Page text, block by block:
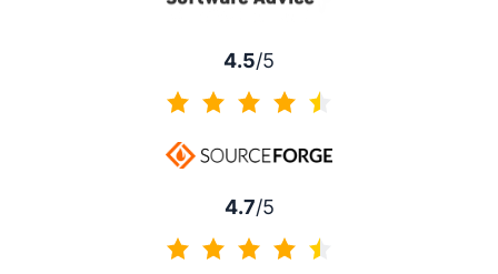
4.5/5
4.7/5